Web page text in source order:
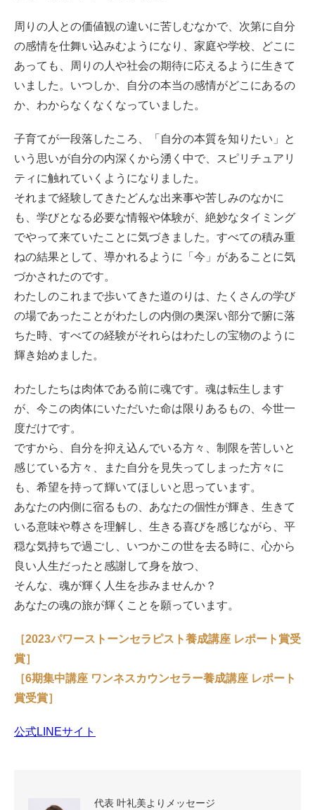
周りの人との価値観の違いに苦しむなかで、次第に自分
の感情を仕舞い込みむようになり、家庭や学校、どこに
あっても、周りの人や社会の期待に応えるように生きて
いました。いつしか、自分の本当の感情がどこにあるの
か、わからなくなくなっていました。
子育てが一段落したころ、「自分の本質を知りたい」と
いう思いが自分の内深くから湧く中で、スピリチュアリ
ティに触れていくようになりました。
それまで経験してきたどんな出来事や苦しみのなかに
も、学びとなる必要な情報や体験が、絶妙なタイミング
でやって来ていたことに気づきました。すべての積み重
ねの結果として、導かれるように「今」があることに気
づかされたのです。
わたしのこれまで歩いてきた道のりは、たくさんの学び
の場であったことがわたしの内側の奥深い部分で腑に落
ちた時、すべての経験がそれらはわたしの宝物のように
輝き始めました。
わたしたちは肉体である前に魂です。魂は転生します
が、今この肉体にいただいた命は限りあるもの、今世一
度だけです。
ですから、自分を抑え込んでいる方々、制限を苦しいと
感じている方々、また自分を見失ってしまった方々に
も、希望を持って輝いてほしいと思っています。
あなたの内側に宿るもの、あなたの個性が輝き、生きて
いる意味や尊さを理解し、生きる喜びを感じながら、平
穏な気持ちで過ごし、いつかこの世を去る時に、心から
良い人生だったと感謝して身を放つ、
そんな、魂が輝く人生を歩みませんか？
あなたの魂の旅が輝くことを願っています。
［2023パワーストーンセラピスト養成講座 レポート賞受
賞］
［6期集中講座 ワンネスカウンセラー養成講座 レポート
賞受賞］
公式LINEサイト
代表 叶礼美よりメッセージ